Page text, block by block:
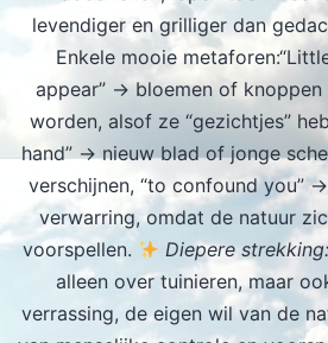
levendiger en grilliger dan
Enkele mooie
appear” → bloemen of
worden, alsof ze “gezichtjes”
hand” → nieuw blad of jonge
verschijnen, “to confound you”
verwarring, omdat de natuur
voorspellen.
Diepere
alleen over tuinieren, maar
verrassing, de eigen wil van de